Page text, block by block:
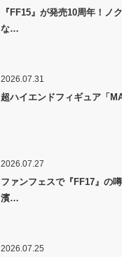
『FF15』が発売10周年！ノ
な…
2026.07.31
超ハイエンドフィギュア「
2026.07.27
ファンフェスで『FF17』の
濱…
2026.07.25